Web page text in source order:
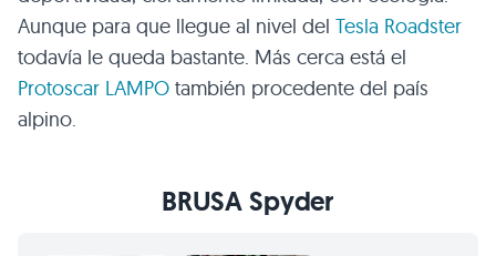
Aunque para que llegue al nivel del Tesla Roadster
todavía le queda bastante. Más cerca está el
Protoscar LAMPO también procedente del país
alpino.
BRUSASpyder